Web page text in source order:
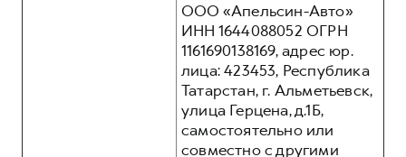
ООО «Апельсин-Авто»
ИНН 1644088052 ОГРН
1161690138169, адрес юр.
лица: 423453, Республика
Татарстан, г. Альметьевск,
улица Герцена, д.1Б,
самостоятельно или
совместно с другими